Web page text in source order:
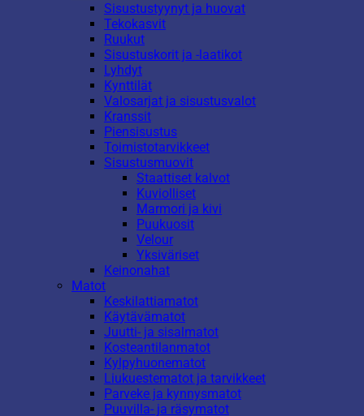
Sisustustyynyt ja huovat
Tekokasvit
Ruukut
Sisustuskorit ja -laatikot
Lyhdyt
Kynttilät
Valosarjat ja sisustusvalot
Kranssit
Piensisustus
Toimistotarvikkeet
Sisustusmuovit
Staattiset kalvot
Kuviolliset
Marmori ja kivi
Puukuosit
Velour
Yksiväriset
Keinonahat
Matot
Keskilattiamatot
Käytävämatot
Juutti- ja sisalmatot
Kosteantilanmatot
Kylpyhuonematot
Liukuestematot ja tarvikkeet
Parveke ja kynnysmatot
Puuvilla- ja räsymatot